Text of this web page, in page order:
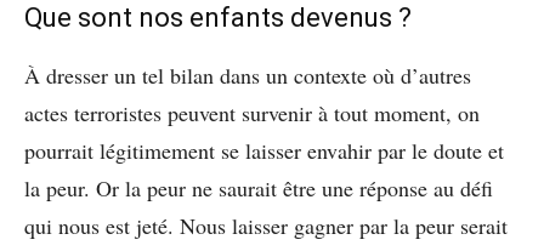
Que sont nos enfants devenus ?
À dresser un tel bilan dans un contexte où d’autres
actes terroristes peuvent survenir à tout moment, on
pourrait légitimement se laisser envahir par le doute et
la peur. Or la peur ne saurait être une réponse au défi
qui nous est jeté. Nous laisser gagner par la peur serait